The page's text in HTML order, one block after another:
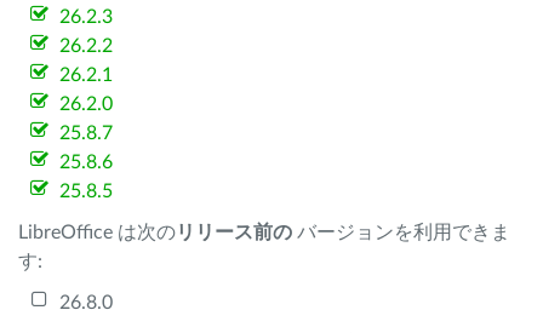
26.2.3
26.2.2
26.2.1
26.2.0
25.8.7
25.8.6
25.8.5
LibreOffice は次のリリース前の バージョンを利用できま
す:
26.8.0